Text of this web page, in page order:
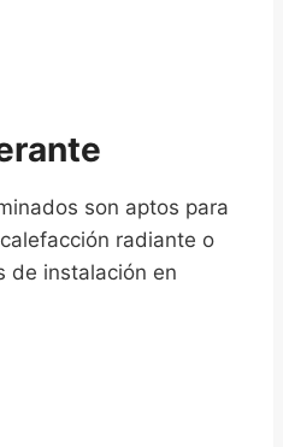
son aptos para
radiante o
de instalación en